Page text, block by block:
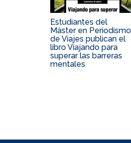
Estudiantes del
Máster en Periodismo
de Viajes publican el
libro Viajando para
superar las barreras
mentales